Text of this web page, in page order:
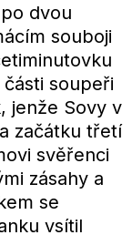
dvou
souboji
soupeři
jenže Sovy v
začátku třetí
svěřenci
zásahy a
se
vsítil